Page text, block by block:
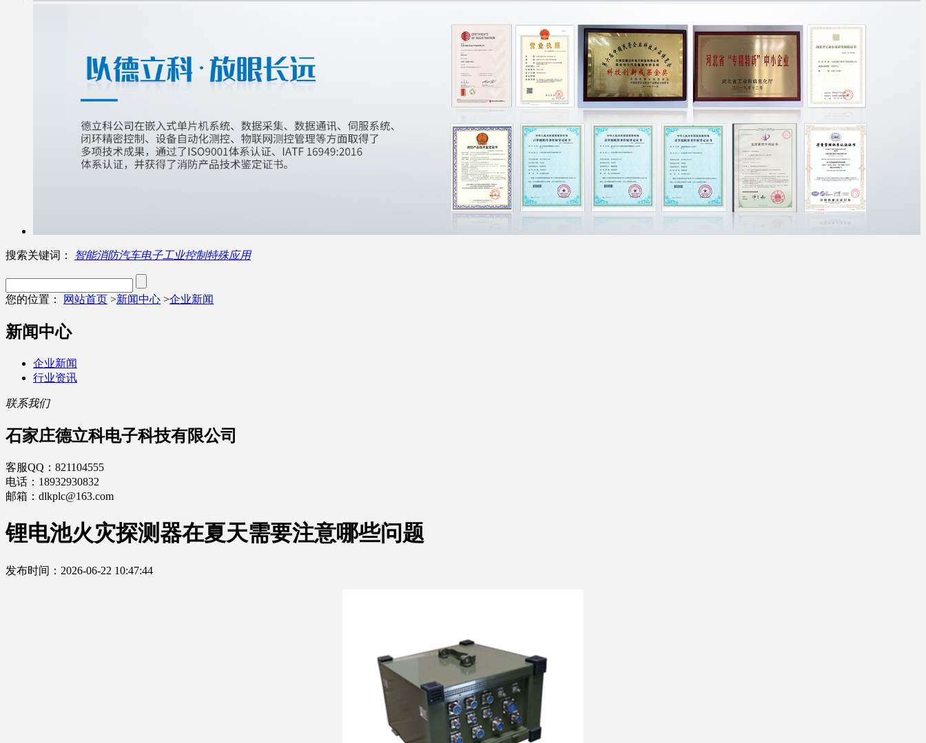
搜索关键词： 智能消防汽车电子工业控制特殊应用
您的位置： 网站首页 >新闻中心 >企业新闻
新闻中心
企业新闻
行业资讯
联系我们
石家庄德立科电子科技有限公司
客服QQ：821104555
电话：18932930832
邮箱：dlkplc@163.com
锂电池火灾探测器在夏天需要注意哪些问题
发布时间：2026-06-22 10:47:44